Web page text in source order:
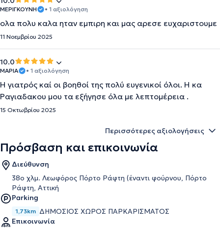
ΜΕΡΙΓΚΟΥΝΗ • 1 αξιολόγηση
ολα πολυ καλα ηταν εμπιρη και μας αρεσε ευχαριστουμε
11 Νοεμβρίου 2025
10.0
ΜΑΡΙΑ • 1 αξιολόγηση
Η γιατρός καί οι βοηθοί της πολύ ευγενικοί όλοι. Η κα
Ραγιαδακου μου τα εξήγησε όλα με λεπτομέρεια .
15 Οκτωβρίου 2025
Περισσότερες αξιολογήσεις
Πρόσβαση και επικοινωνία
Διεύθυνση
38o χλμ. Λεωφόρος Πόρτο Ράφτη (έναντι φούρνου, Πόρτο
Ράφτη, Αττική
Parking
1,73km ΔΗΜΟΣΙΟΣ ΧΩΡΟΣ ΠΑΡΚΑΡΙΣΜΑΤΟΣ
Επικοινωνία